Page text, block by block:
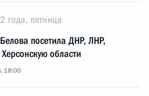
года, пятница
посетила ДНР, ЛНР,
области
18:00